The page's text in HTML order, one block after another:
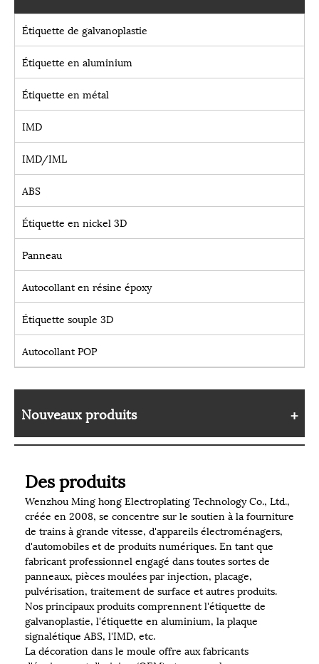
Étiquette de galvanoplastie
Étiquette en aluminium
Étiquette en métal
IMD
IMD/IML
ABS
Étiquette en nickel 3D
Panneau
Autocollant en résine époxy
Étiquette souple 3D
Autocollant POP
Nouveaux produits
Des produits
Wenzhou Ming hong Electroplating Technology Co., Ltd.,
créée en 2008, se concentre sur le soutien à la fourniture
de trains à grande vitesse, d'appareils électroménagers,
d'automobiles et de produits numériques. En tant que
fabricant professionnel engagé dans toutes sortes de
panneaux, pièces moulées par injection, placage,
pulvérisation, traitement de surface et autres produits.
Nos principaux produits comprennent l'étiquette de
galvanoplastie, l'étiquette en aluminium, la plaque
signalétique ABS, l'IMD, etc.
La décoration dans le moule offre aux fabricants